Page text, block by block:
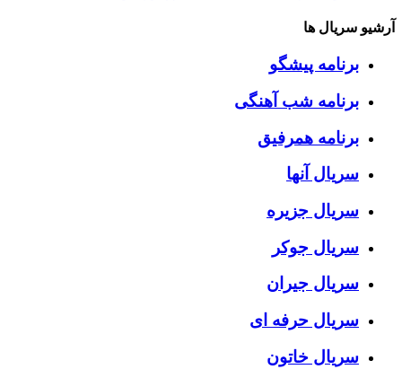
آرشیو سریال ها
برنامه پیشگو
برنامه شب آهنگی
برنامه همرفیق
سریال آنها
سریال جزیره
سریال جوکر
سریال جیران
سریال حرفه ای
سریال خاتون